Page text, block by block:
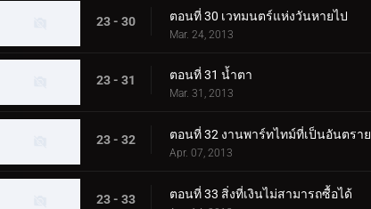
23 - 30 ตอนที่ 30 เวทมนตร์แห่งวันหายไป
Mar. 24, 2013
23 - 31 ตอนที่ 31 น้ำตา
Mar. 31, 2013
23 - 32 ตอนที่ 32 งานพาร์ทไทม์ที่เป็นอันตราย
Apr. 07, 2013
23 - 33 ตอนที่ 33 สิ่งที่เงินไม่สามารถซื้อได้